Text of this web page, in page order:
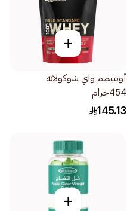
+
أوبتيمم واي شوكولاتة
454جرام
145.13
+